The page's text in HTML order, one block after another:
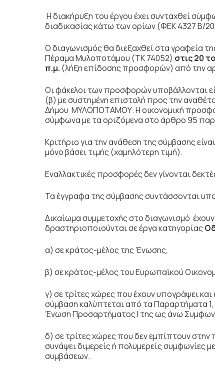
Η διακήρυξη του έργου έχει συνταχθεί
διαδικασίας κάτω των ορίων (ΦΕΚ 4327 Β/
Ο διαγωνισμός θα διεξαχθεί στα
Πέραμα Μυλοποτάμου (ΤΚ 74052) στις 20
π.μ. (λήξη επίδοσης προσφορών) από την
Οι φάκελοι των προσφορών υποβάλλονται
(β) με συστημένη επιστολή προς την
Δήμου ΜΥΛΟΠΟΤΑΜΟΥ. Η οικονομική
σύμφωνα με τα οριζόμενα στο άρθρο 95
Κριτήριο για την ανάθεση της σύμβασης
μόνο βάσει τιμής (χαμηλότερη τιμή).
Εναλλακτικές προσφορές δεν γίνονται
Τα έγγραφα της σύμβασης συντάσσονται
Δικαίωμα συμμετοχής στο διαγωνισμό
δραστηριοποιούνται σε έργα κατηγορίας
α) σε κράτος-μέλος της Ένωσης,
β) σε κράτος-μέλος του Ευρωπαϊκού
γ) σε τρίτες χώρες που έχουν υπογράψει
σύμβαση καλύπτεται από τα Παραρτήματα 1,
Ένωση Προσαρτήματος I της ως άνω
δ) σε τρίτες χώρες που δεν εμπίπτουν
συνάψει διμερείς ή πολυμερείς συμφωνίες
συμβάσεων.